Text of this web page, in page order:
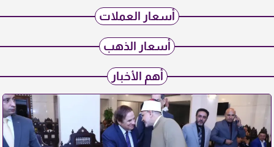
أسعار العملات
أسعار الذهب
أهم الأخبار